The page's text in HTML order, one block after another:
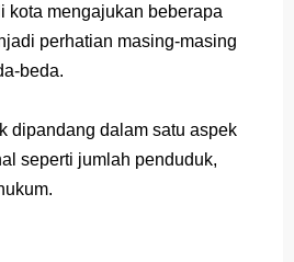
OSN-K Geografi 2025 No 11-15
OSN-K Geografi 2025 No 6-10
OSN Geografi 2026 Part 1 [Wajib Baca]
di Sumatra Salah Manusia
Calon Pejuang OSN Geografi 2026
kota mengajukan beberapa
perhatian masing-masing
beda.
dipandang dalam satu aspek
seperti jumlah penduduk,